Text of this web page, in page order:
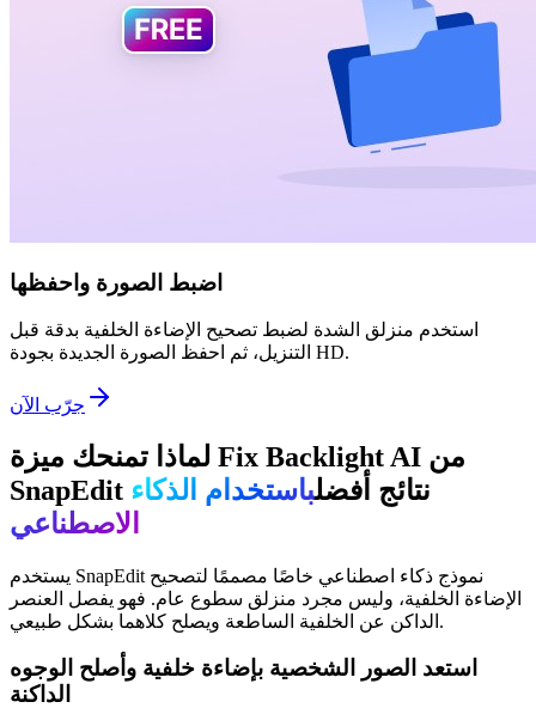
اضبط الصورة واحفظها
استخدم منزلق الشدة لضبط تصحيح الإضاءة الخلفية بدقة قبل
التنزيل، ثم احفظ الصورة الجديدة بجودة HD.
جرّب الآن
لماذا تمنحك ميزة Fix Backlight AI من
SnapEdit نتائج أفضلباستخدام الذكاء
الاصطناعي
يستخدم SnapEdit نموذج ذكاء اصطناعي خاصًا مصممًا لتصحيح
الإضاءة الخلفية، وليس مجرد منزلق سطوع عام. فهو يفصل العنصر
الداكن عن الخلفية الساطعة ويصلح كلاهما بشكل طبيعي.
استعد الصور الشخصية بإضاءة خلفية وأصلح الوجوه
الداكنة